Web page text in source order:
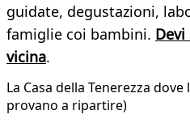
guidate, degustazioni,
famiglie coi bambini.
vicina.
La Casa della Tenerezza
provano a ripartire)